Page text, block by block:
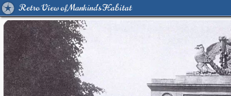
Retro View of Mankind's Habitat